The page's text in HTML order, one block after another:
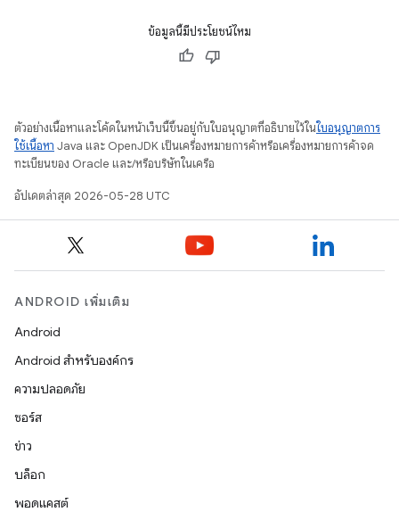
ข้อมูลนี้มีประโยชน์ไหม
ตัวอย่างเนื้อหาและโค้ดในหน้าเว็บนี้ขึ้นอยู่กับใบอนุญาตที่อธิบายไว้ในใบอนุญาตการ
ใช้เนื้อหา Java และ OpenJDK เป็นเครื่องหมายการค้าหรือเครื่องหมายการค้าจด
ทะเบียนของ Oracle และ/หรือบริษัทในเครือ
อัปเดตล่าสุด 2026-05-28 UTC
ANDROID เพิ่มเติม
Android
Android สำหรับองค์กร
ความปลอดภัย
ซอร์ส
ข่าว
บล็อก
พอดแคสต์